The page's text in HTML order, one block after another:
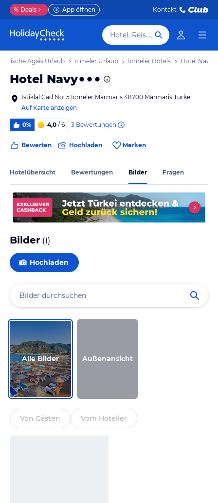
% Deals App öffnen Kontakt
Hotel, Reiseziel
Ägäis Urlaub Icmeler Urlaub Icmeler Hotels Hotel Navy
Hotel Navy
Istiklal Cad No: 5 Icmeler Marmaris 48700 Marmaris Türkei
Auf Karte anzeigen
0% 4,0 / 6 3 Bewertungen
Bewerten Hochladen Merken
Hotelübersicht Bewertungen Bilder Fragen
Bilder (1)
Hochladen
Alle Bilder Außenansicht
Von Gästen Vom Hotelier